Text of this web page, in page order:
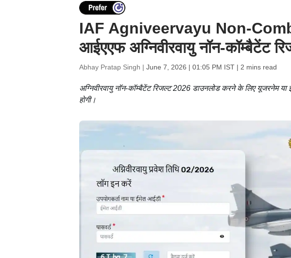
IAF Agniveervayu Non-
आईएएफ अग्निवीरवायु नॉन-कॉम्बैटेंट
Abhay Pratap Singh | June 7, 2026 | 01:05 PM IST| 2 mins read
अग्निवीरवायु नॉन-कॉम्बैटेंट रिजल्ट 2026 डाउनलोड करने के लिए यूजरनेम
होगी।